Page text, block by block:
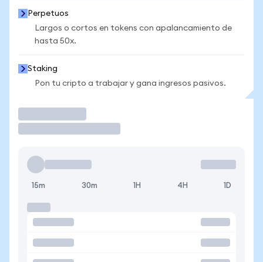
Perpetuos
Largos o cortos en tokens con apalancamiento de
hasta 50x.
Staking
Pon tu cripto a trabajar y gana ingresos pasivos.
15m 30m 1H 4H 1D